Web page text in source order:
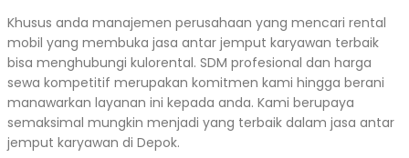
Khusus anda manajemen perusahaan yang mencari rental
mobil yang membuka jasa antar jemput karyawan terbaik
bisa menghubungi kulorental. SDM profesional dan harga
sewa kompetitif merupakan komitmen kami hingga berani
manawarkan layanan ini kepada anda. Kami berupaya
semaksimal mungkin menjadi yang terbaik dalam jasa antar
jemput karyawan di Depok.